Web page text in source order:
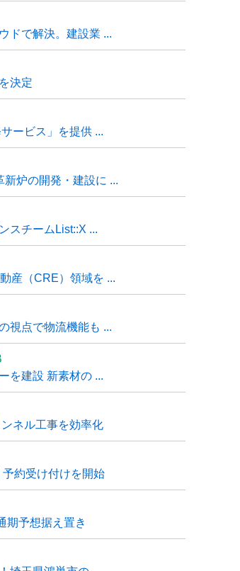
ドで解決。建設業 ...
決定
ービス」を提供 ...
新炉の開発・建設に ...
スチームList::X ...
産（CRE）領域を ...
視点で物流機能も ...
を建設 新素材の ...
ネル工事を効率化
約受け付けを開始
期予想据え置き